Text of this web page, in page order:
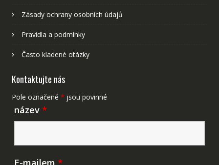
Zásady ochrany osobních údajů
Pravidla a podmínky
Často kladené otázky
Kontaktujte nás
Pole označené * jsou povinné
název *
E-mailem *